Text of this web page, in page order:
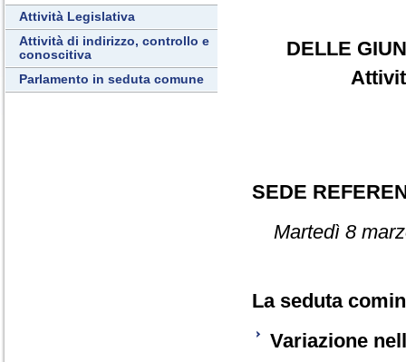
Attività Legislativa
Attività di indirizzo, controllo e
conoscitiva
Parlamento in seduta comune
DELLE
SEDE
Martedì 8
La seduta
Variazione